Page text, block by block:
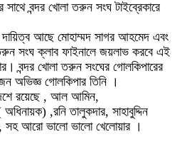
বন্দর খোলা তরুন সংঘ টাইব্রেকারে
আছে মোহাম্মদ সাগর আহমেদ এবং
সংঘ ক্লাব ফাইনালে জয়লাভ করবে এই
বন্দর খোলা তরুন সংঘের গোলকিপারের
অভিজ্ঞ গোলকিপার তিনি ।
রয়েছে , আল আমিন,
,রনি তালুকদার, সাহাবুদ্দিন
সহ আরো ভালো ভালো খেলোয়ার ।